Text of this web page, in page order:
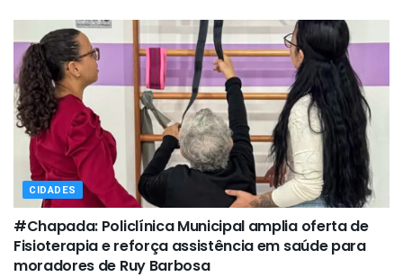
CIDADES
#Chapada: Policlínica Municipal amplia oferta de
Fisioterapia e reforça assistência em saúde para
moradores de Ruy Barbosa